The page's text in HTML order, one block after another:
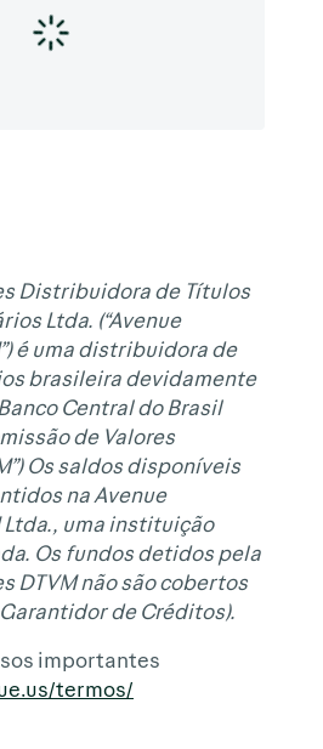
Distribuidora de Títulos
Ltda. (“Avenue
é uma distribuidora de
brasileira devidamente
Central do Brasil
de Valores
Os saldos disponíveis
na Avenue
Ltda., uma instituição
Os fundos detidos pela
DTVM não são cobertos
Garantidor de Créditos).
importantes
termos/